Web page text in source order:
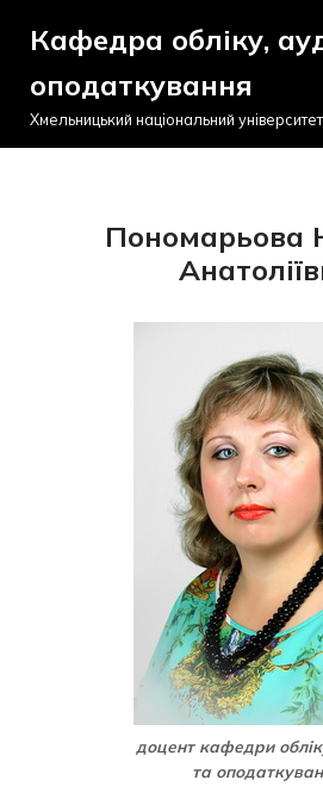
Перейти
до
вмісту
Кафедра обліку,
оподаткування
Хмельницький національний університет
Пономарьова
доцент кафедри
та